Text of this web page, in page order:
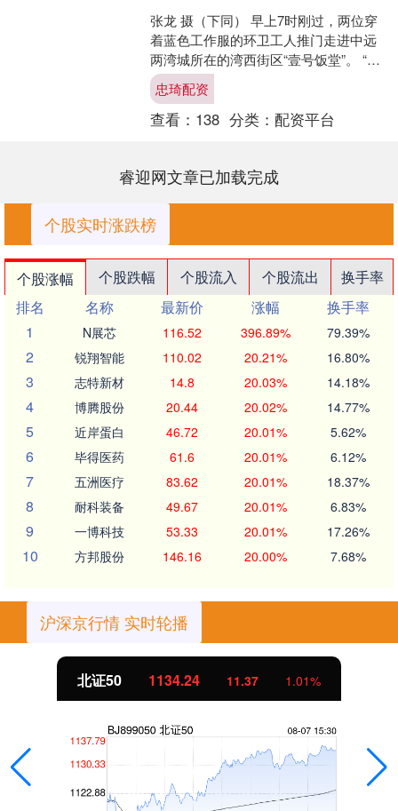
张龙 摄（下同） 早上7时刚过，两位穿
着蓝色工作服的环卫工人推门走进中远
两湾城所在的湾西街区“壹号饭堂”。 “李
老板早！” “来了？包子刚出笼，豆浆还
是烫的。”....
忠琦配资
查看： 138 分类： 配资平台
睿迎网文章已加载完成
个股实时涨跌榜
个股涨幅 个股跌幅 个股流入 个股流出
换手率
排名
名称 最新价 涨幅
换手率
1
N展芯 116.52 396.89% 79.39%
2 锐翔智能 110.02 20.21% 16.80%
3 志特新材 14.8 20.03% 14.18%
4 博腾股份 20.44 20.02% 14.77%
5 近岸蛋白 46.72 20.01% 5.62%
6 毕得医药 61.6 20.01% 6.12%
7 五洲医疗 83.62 20.01% 18.37%
8 耐科装备 49.67 20.01% 6.83%
9 一博科技 53.33 20.01% 17.26%
10 方邦股份 146.16 20.00% 7.68%
沪深京行情 实时轮播
11.37 1.01%